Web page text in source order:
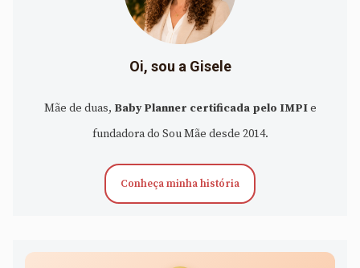
Oi, sou a Gisele
Mãe de duas, Baby Planner certificada pelo IMPIe
fundadora do Sou Mãe desde 2014.
Conheça minha história